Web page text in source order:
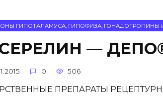
ГИПОТАЛАМУСА, ГИПОФИЗА, ГОНАДОТРОПИНЫ
—
0 506
ПРЕПАРАТЫ